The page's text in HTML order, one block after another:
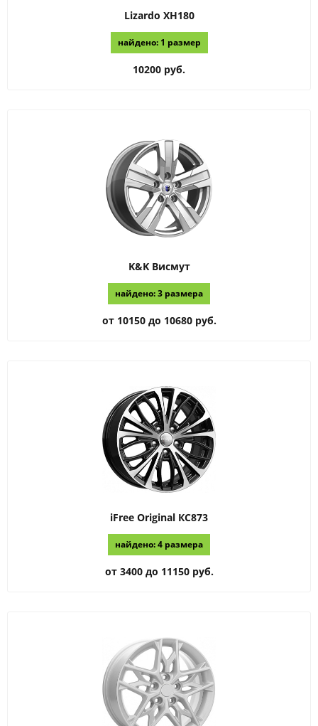
Lizardo XH180
найдено: 1 размер
10200 руб.
K&K Висмут
найдено: 3 размера
от 10150 до 10680 руб.
iFree Original КС873
найдено: 4 размера
от 3400 до 11150 руб.